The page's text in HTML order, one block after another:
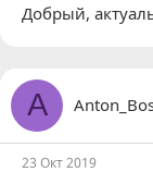
Добрый,
A
23 Окт 2019